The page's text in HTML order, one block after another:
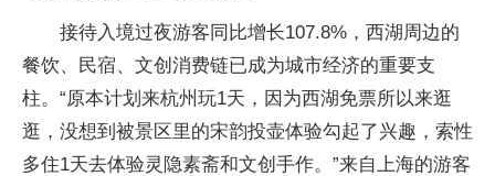
接待入境过夜游客同比增长107.8%，西湖周边的
餐饮、民宿、文创消费链已成为城市经济的重要支
柱。“原本计划来杭州玩1天，因为西湖免票所以来逛
逛，没想到被景区里的宋韵投壶体验勾起了兴趣，索性
多住1天去体验灵隐素斋和文创手作。”来自上海的游客